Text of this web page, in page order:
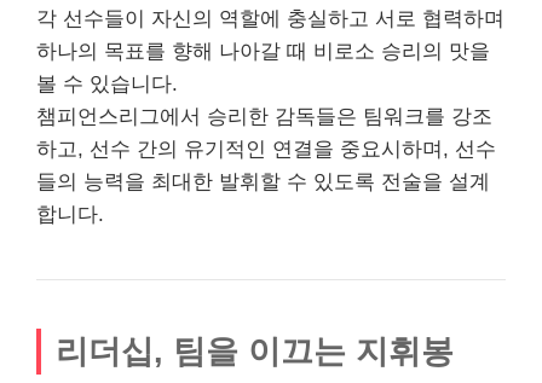
각 선수들이 자신의 역할에 충실하고 서로 협력하며
하나의 목표를 향해 나아갈 때 비로소 승리의 맛을
볼 수 있습니다.
챔피언스리그에서 승리한 감독들은 팀워크를 강조
하고, 선수 간의 유기적인 연결을 중요시하며, 선수
들의 능력을 최대한 발휘할 수 있도록 전술을 설계
합니다.
리더십, 팀을 이끄는 지휘봉